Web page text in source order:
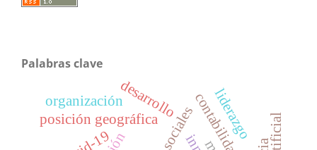
Palabras clave
posición geográfica
desarrollo liderazgo
organización